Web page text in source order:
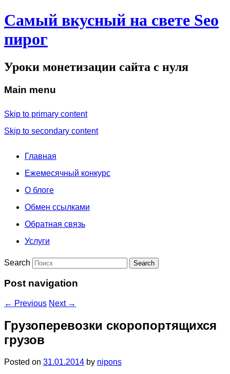
Самый вкусный на свете Seo
пирог
Уроки монетизации сайта с нуля
Main menu
Skip to primary content
Skip to secondary content
Главная
Ежемесячный конкурс
О блоге
Обмен ссылками
Обратная связь
Услуги
Search
Post navigation
← Previous Next →
Грузоперевозки скоропортящихся
грузов
Posted on 31.01.2014 by nipons